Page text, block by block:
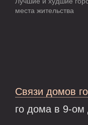
места жительства
Связи домов
го дома в 9-ом